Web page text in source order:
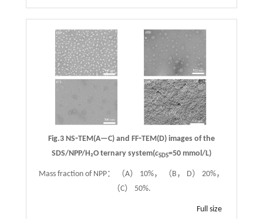
Fig.3 NS⁃TEM(A—C) and FF⁃TEM(D) images of the
SDS/NPP/H₂O ternary system(cSDS=50 mmol/L)
Mass fraction of NPP： （A） 10%， （B， D） 20%，
（C） 50%.
Full size